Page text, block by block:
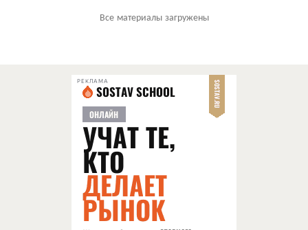
Все материалы загружены
РЕКЛАМА